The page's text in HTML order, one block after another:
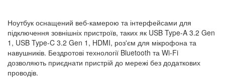
Ноутбук оснащений веб-камерою та інтерфейсами для
підключення зовнішніх пристроїв, таких як USB Type-A 3.2 Gen
1, USB Type-C 3.2 Gen 1, HDMI, роз'єм для мікрофона та
навушників. Бездротові технології Bluetooth та Wi-Fi
дозволяють приєднати пристрій до мережі без додаткових
проводів.